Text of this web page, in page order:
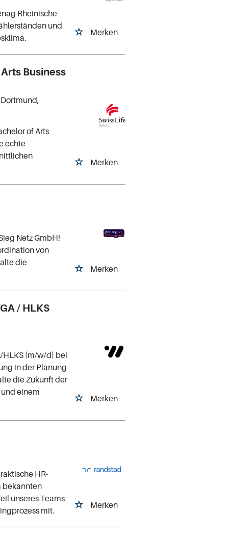
Merken
Rheinische
und
Business
Merken
of Arts
echte
Merken
Netz GmbH!
von
die
/ HLKS
Merken
HLKS (m/w/d) bei
in der Planung
die Zukunft der
einem
Merken
HR-
bekannten
unseres Teams
mit.